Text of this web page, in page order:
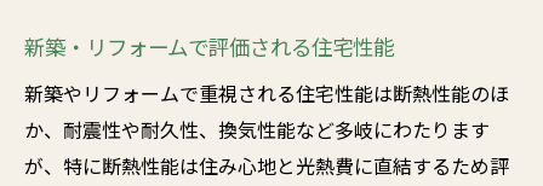
新築・リフォームで評価される住宅性能
新築やリフォームで重視される住宅性能は断熱性能のほ
か、耐震性や耐久性、換気性能など多岐にわたります
が、特に断熱性能は住み心地と光熱費に直結するため評